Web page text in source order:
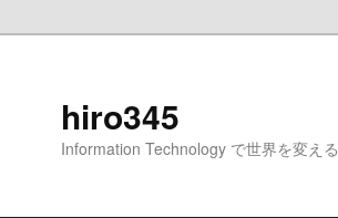
hiro345
Information Technology で世界を変える